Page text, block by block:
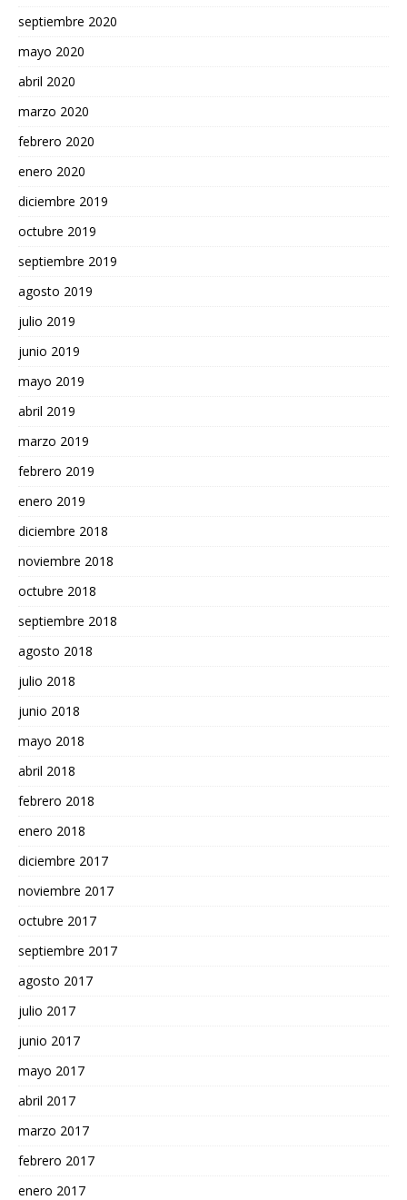
septiembre 2020
mayo 2020
abril 2020
marzo 2020
febrero 2020
enero 2020
diciembre 2019
octubre 2019
septiembre 2019
agosto 2019
julio 2019
junio 2019
mayo 2019
abril 2019
marzo 2019
febrero 2019
enero 2019
diciembre 2018
noviembre 2018
octubre 2018
septiembre 2018
agosto 2018
julio 2018
junio 2018
mayo 2018
abril 2018
febrero 2018
enero 2018
diciembre 2017
noviembre 2017
octubre 2017
septiembre 2017
agosto 2017
julio 2017
junio 2017
mayo 2017
abril 2017
marzo 2017
febrero 2017
enero 2017